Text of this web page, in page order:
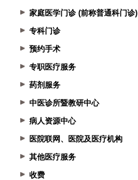
家庭医学门诊 (前称普通科门诊)
专科门诊
预约手术
专职医疗服务
药剂服务
中医诊所暨教研中心
病人资源中心
医院联网、医院及医疗机构
其他医疗服务
收费